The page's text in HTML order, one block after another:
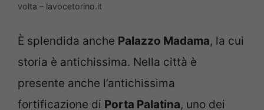
volta – lavocetorino.it
È splendida anche Palazzo Madama, la cui
storia è antichissima. Nella città è
presente anche l’antichissima
fortificazione di Porta Palatina, uno dei